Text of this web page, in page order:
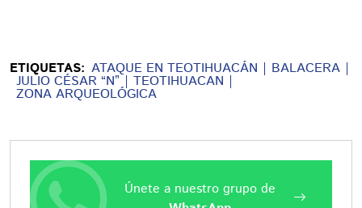
ETIQUETAS: ATAQUE EN TEOTIHUACÁN BALACERA
JULIO CÉSAR “N” TEOTIHUACAN
ZONA ARQUEOLÓGICA
Únete a nuestro grupo de